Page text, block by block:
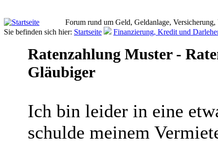
Forum rund um Geld, Geldanlage,
Sie befinden sich hier: Startseite Finanzierung, Kredit und
Ratenzahlung Muster -
Gläubiger
Ich bin leider in eine
schulde meinem